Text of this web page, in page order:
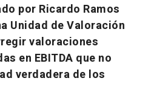
por Ricardo Ramos
Unidad de Valoración
valoraciones
en EBITDA que no
verdadera de los